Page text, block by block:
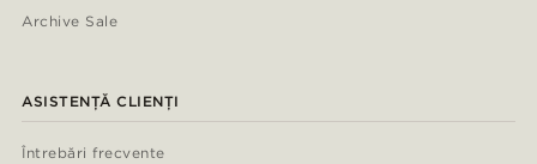
Archive Sale
ASISTENȚĂ CLIENȚI
Întrebări frecvente